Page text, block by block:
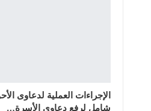
الإجراءات العملية لدعاوى
شامل لرفع دعاوى الأسرة…